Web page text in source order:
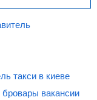
такси в киеве
бровары вакансии